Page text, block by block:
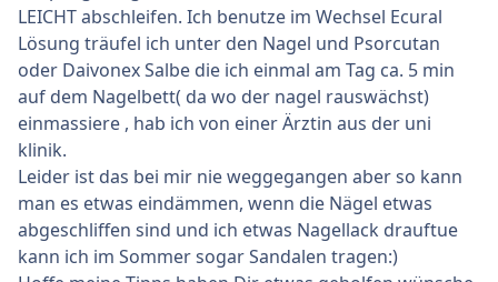
LEICHT abschleifen. Ich benutze im Wechsel Ecural
Lösung träufel ich unter den Nagel und Psorcutan
oder Daivonex Salbe die ich einmal am Tag ca. 5 min
auf dem Nagelbett( da wo der nagel rauswächst)
einmassiere , hab ich von einer Ärztin aus der uni
klinik.
Leider ist das bei mir nie weggegangen aber so kann
man es etwas eindämmen, wenn die Nägel etwas
abgeschliffen sind und ich etwas Nagellack drauftue
kann ich im Sommer sogar Sandalen tragen:)